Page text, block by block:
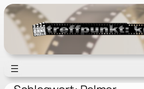
Zum
Inhalt
springen